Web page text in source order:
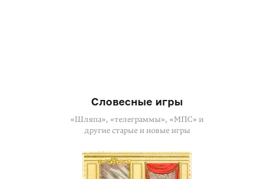
Словесные игры
«Шляпа», «телеграммы», «МПС» и
другие старые и новые игры